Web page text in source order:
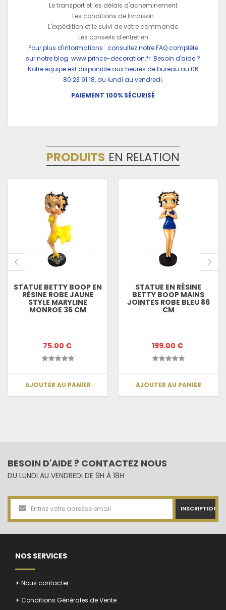
Le transport et les délais d'acheminement
Les conditions de livraison
L'expédition et le suivi de votre commande
Les conseils d'entretien
Pour plus d'informations : consultez notre FAQ complète
sur notre blog. www.prince-decoration.fr. Besoin d'aide ?
Notre équipe est disponible aux heures de bureau au 06
80 23 91 18, du lundi au vendredi.
PAIEMENT 100% SÉCURISÉ
PRODUITS EN RELATION
STATUE BETTY BOOP EN
RÉSINE ROBE JAUNE
STYLE MARYLINE
MONROE 36 CM
75.00 €
AJOUTER AU PANIER
STATUE EN RÉSINE
BETTY BOOP MAINS
JOINTES ROBE BLEU 86
CM
199.00 €
AJOUTER AU PANIER
BESOIN D'AIDE ? CONTACTEZ NOUS
DU LUNDI AU VENDREDI DE 9H À 18H
INSCRIPTION
NOS SERVICES
Nous contacter
Conditions Générales de Vente